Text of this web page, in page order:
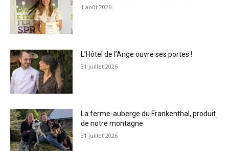
1 août 2026
L’Hôtel de l’Ange ouvre ses portes !
31 juillet 2026
La ferme-auberge du Frankenthal, produit
de notre montagne
31 juillet 2026